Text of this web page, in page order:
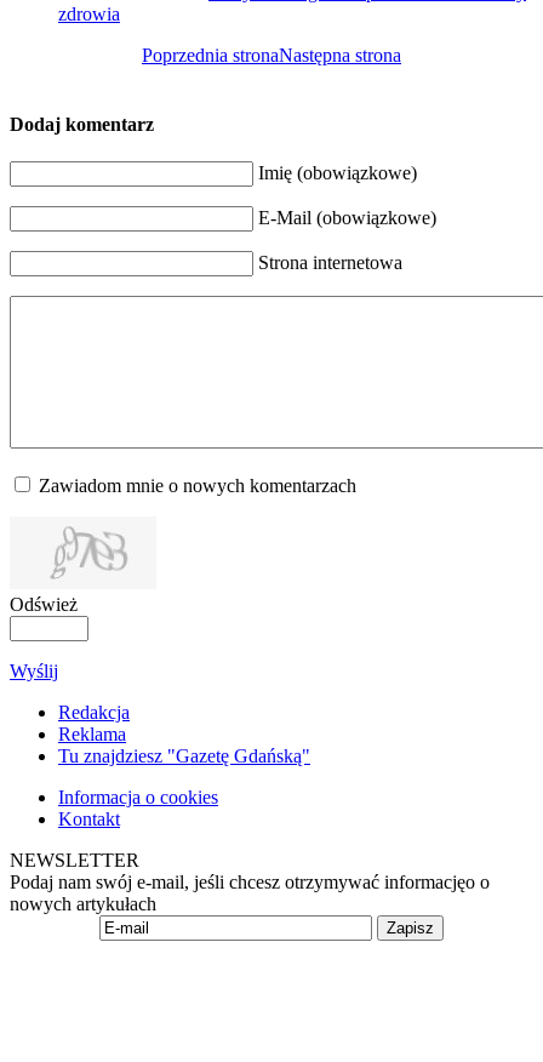
zdrowia
Poprzednia stronaNastępna strona
Dodaj komentarz
Imię (obowiązkowe)
E-Mail (obowiązkowe)
Strona internetowa
Zawiadom mnie o nowych komentarzach
Odśwież
Wyślij
Redakcja
Reklama
Tu znajdziesz "Gazetę Gdańską"
Informacja o cookies
Kontakt
NEWSLETTER
Podaj nam swój e-mail, jeśli chcesz otrzymywać informacjęo o
nowych artykułach
Zapisz